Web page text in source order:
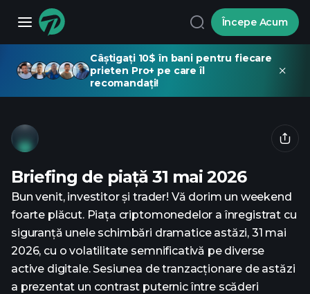
Începe Acum
Câștigați 10$ în bani pentru fiecare
prieten Pro+ pe care îl
recomandați!
Briefing de piață 31 mai 2026
Bun venit, investitor și trader! Vă dorim un weekend
foarte plăcut. Piața criptomonedelor a înregistrat cu
siguranță unele schimbări dramatice astăzi, 31 mai
2026, cu o volatilitate semnificativă pe diverse
active digitale. Sesiunea de tranzacționare de astăzi
a prezentat un contrast puternic între scăderi